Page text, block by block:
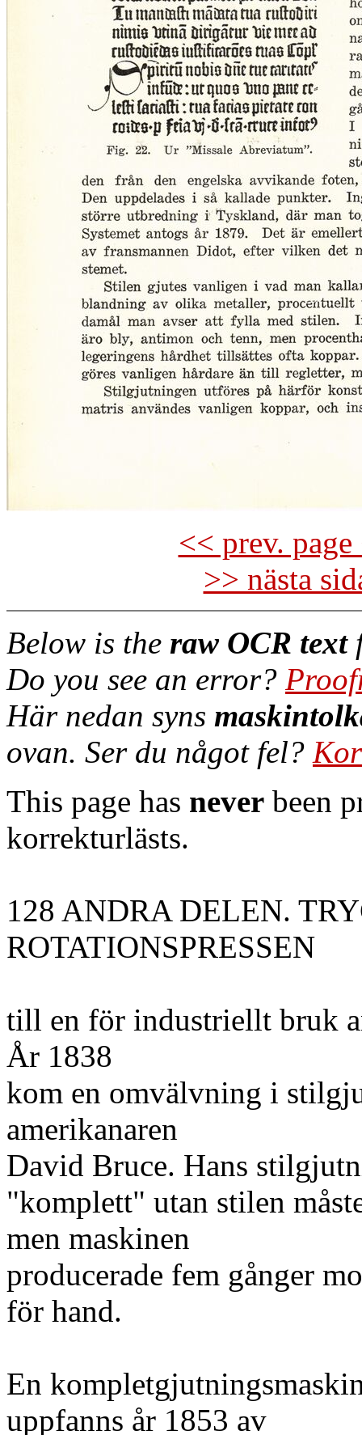
<< prev.
>> nästa
Below is the raw OCR text
Do you see an error?
Här nedan syns
ovan. Ser du något fel?
This page has never been
korrekturlästs.
128 ANDRA DELEN.
ROTATIONSPRESSEN
till en för industriellt bruk
År 1838
kom en omvälvning i
amerikanaren
David Bruce. Hans
"komplett" utan stilen
men maskinen
producerade fem gånger
för hand.
En
uppfanns år 1853 av